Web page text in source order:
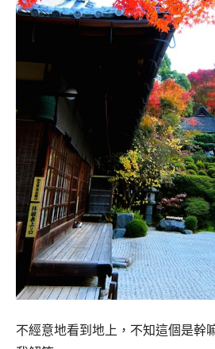
不經意地看到地上，不知這個是